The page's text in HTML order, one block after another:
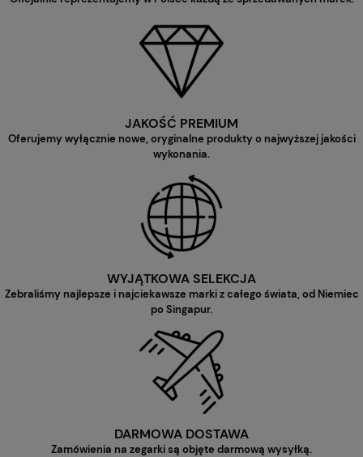
JAKOŚĆ PREMIUM
Oferujemy wyłącznie nowe, oryginalne produkty o najwyższej jakości
wykonania.
WYJĄTKOWA SELEKCJA
Zebraliśmy najlepsze i najciekawsze marki z całego świata, od Niemiec
po Singapur.
DARMOWA DOSTAWA
Zamówienia na zegarki są objęte darmową wysyłką.